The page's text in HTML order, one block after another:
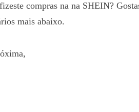
compras na na SHEIN?
mais abaixo.